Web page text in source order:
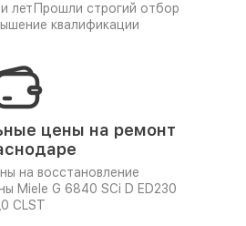
лет Прошли строгий отбор
квалификации
цены на ремонт
на восстановление
Miele G 6840 SCi D ED230
CLST